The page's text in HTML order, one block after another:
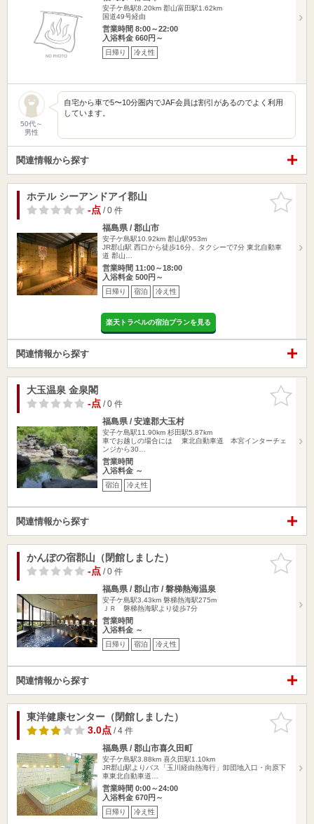
安子ケ島駅8.20km 郡山富田駅1.62km
国道49号経由
営業時間 8:00～22:00
入浴料金 660円～
日帰り 冷え性
50代～
男性
自宅から車で5〜10分圏内でJAF会員は割引があるのでよく利用
しています。
関連情報から探す
お気に入
りに追加
ホテル シーアンドアイ郡山
-点/ 0 件
福島県 / 郡山市
安子ケ島駅10.92km 郡山駅953m
JR郡山駅 西口から徒歩16分、タクシーで7分 東北自動車
道 郡山…
営業時間 11:00～18:00
入浴料金 500円～
日帰り 宿泊 冷え性
楽天トラベルの宿泊プランを見る
関連情報から探す
お気に入
りに追加
大玉温泉 金泉閣
-点/ 0 件
福島県 / 安達郡大玉村
安子ケ島駅11.90km 杉田駅5.87km
車でお越しの場合には 東北自動車道 本宮インターチェ
ンジから30…
営業時間
入浴料金 ～
宿泊 冷え性
関連情報から探す
お気に入
りに追加
かんぽの宿郡山（閉館しました）
-点/ 0 件
福島県 / 郡山市 / 磐梯熱海温泉
安子ケ島駅3.43km 磐梯熱海駅275m
ＪＲ 磐梯熱海駅より徒歩7分
営業時間
入浴料金 ～
日帰り 宿泊 冷え性
関連情報から探す
お気に入
りに追加
東洋健康センター（閉館しました）
3.0点/ 4 件
福島県 / 郡山市喜久田町
安子ケ島駅3.88km 喜久田駅1.10km
JR郡山駅よりバス「玉川経由熱海行」卸団地入口・向原下
車東北自動車道…
営業時間 0:00～24:00
入浴料金 670円～
日帰り 冷え性